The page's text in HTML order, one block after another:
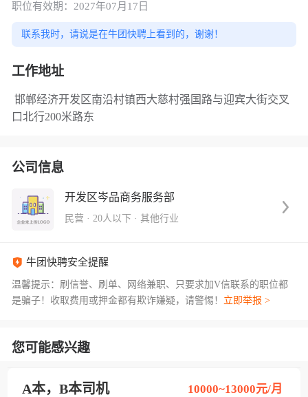
职位有效期：2027年07月17日
联系我时，请说是在牛团快聘上看到的，谢谢！
工作地址
邯郸经济开发区南沿村镇西大慈村强国路与迎宾大街交叉
口北行200米路东
公司信息
开发区岑品商务服务部
民营 · 20人以下 · 其他行业
牛团快聘安全提醒
温馨提示：刷信誉、刷单、网络兼职、只要求加V信联系的职位都
是骗子！收取费用或押金都有欺诈嫌疑，请警惕！ 立即举报 >
您可能感兴趣
A本，B本司机 10000~13000元/月